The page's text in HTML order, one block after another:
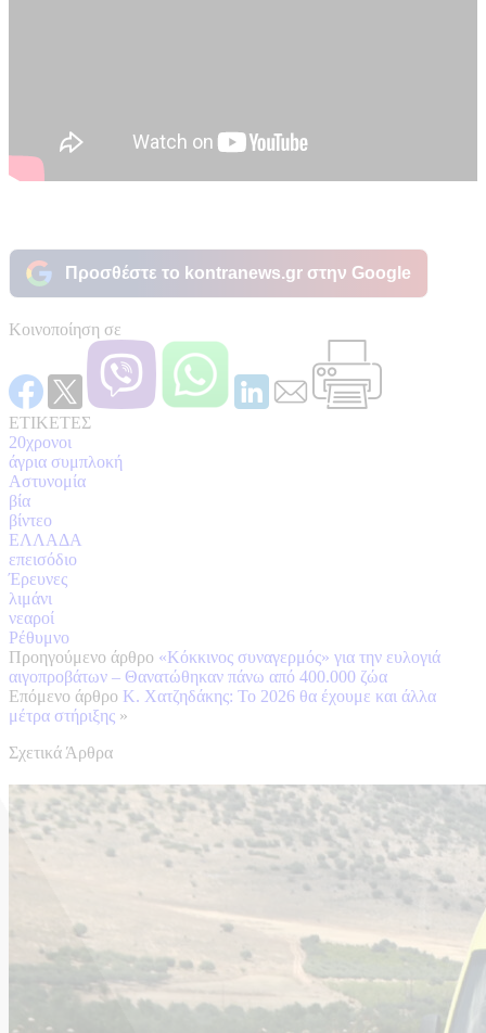
Προσθέστε το kontranews.gr στην Google
Κοινοποίηση σε
ΕΤΙΚΕΤΕΣ
20χρονοι
άγρια συμπλοκή
Αστυνομία
βία
βίντεο
ΕΛΛΑΔΑ
επεισόδιο
Έρευνες
λιμάνι
νεαροί
Ρέθυμνο
Προηγούμενο άρθρο «Κόκκινος συναγερμός» για την ευλογιά
αιγοπροβάτων – Θανατώθηκαν πάνω από 400.000 ζώα
Επόμενο άρθρο Κ. Χατζηδάκης: Το 2026 θα έχουμε και άλλα
μέτρα στήριξης »
Σχετικά Άρθρα